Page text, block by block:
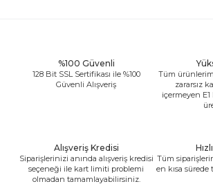
%100 Güvenli
128 Bit SSL Sertifikası ile %100
Güvenli Alışveriş
Tüm
zararsız
içermeyen
Alışveriş Kredisi
Siparişlerinizi anında alışveriş kredisi
seçeneği ile kart limiti problemi
olmadan tamamlayabilirsiniz.
Tüm
en kısa sürede